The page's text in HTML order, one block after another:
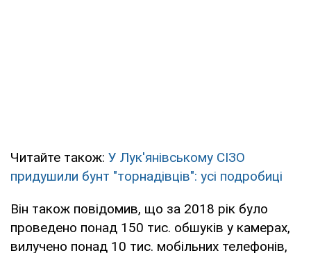
Читайте також: У Лук'янівському СІЗО
придушили бунт "торнадівців": усі подробиці
Він також повідомив, що за 2018 рік було
проведено понад 150 тис. обшуків у камерах,
вилучено понад 10 тис. мобільних телефонів,